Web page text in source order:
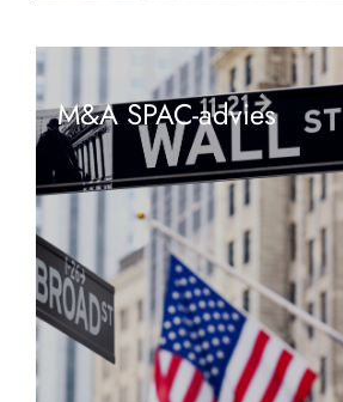
M&A SPAC-advies